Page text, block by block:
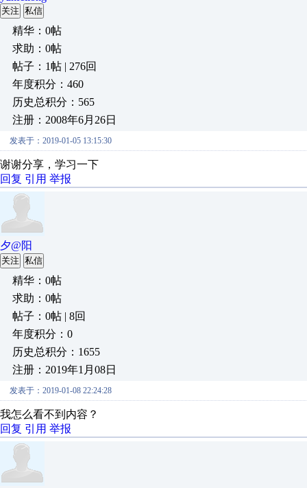
关注 私信
精华：0帖
求助：0帖
帖子：1帖 | 276回
年度积分：460
历史总积分：565
注册：2008年6月26日
发表于：2019-01-05 13:15:30
谢谢分享，学习一下
回复 引用 举报
夕@阳
关注 私信
精华：0帖
求助：0帖
帖子：0帖 | 8回
年度积分：0
历史总积分：1655
注册：2019年1月08日
发表于：2019-01-08 22:24:28
我怎么看不到内容？
回复 引用 举报